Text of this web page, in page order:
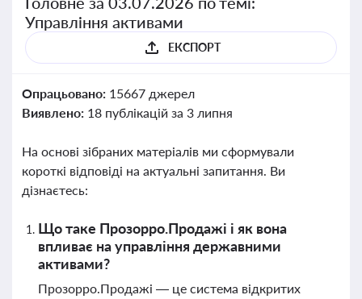
Управління активами
ЕКСПОРТ
Опрацьовано: 15667 джерел
Виявлено: 18 публікацій за 3 липня
На основі зібраних матеріалів ми сформували
короткі відповіді на актуальні запитання. Ви
дізнаєтесь:
Що таке Прозорро.Продажі і як вона
впливає на управління державними
активами?
Прозорро.Продажі — це система відкритих